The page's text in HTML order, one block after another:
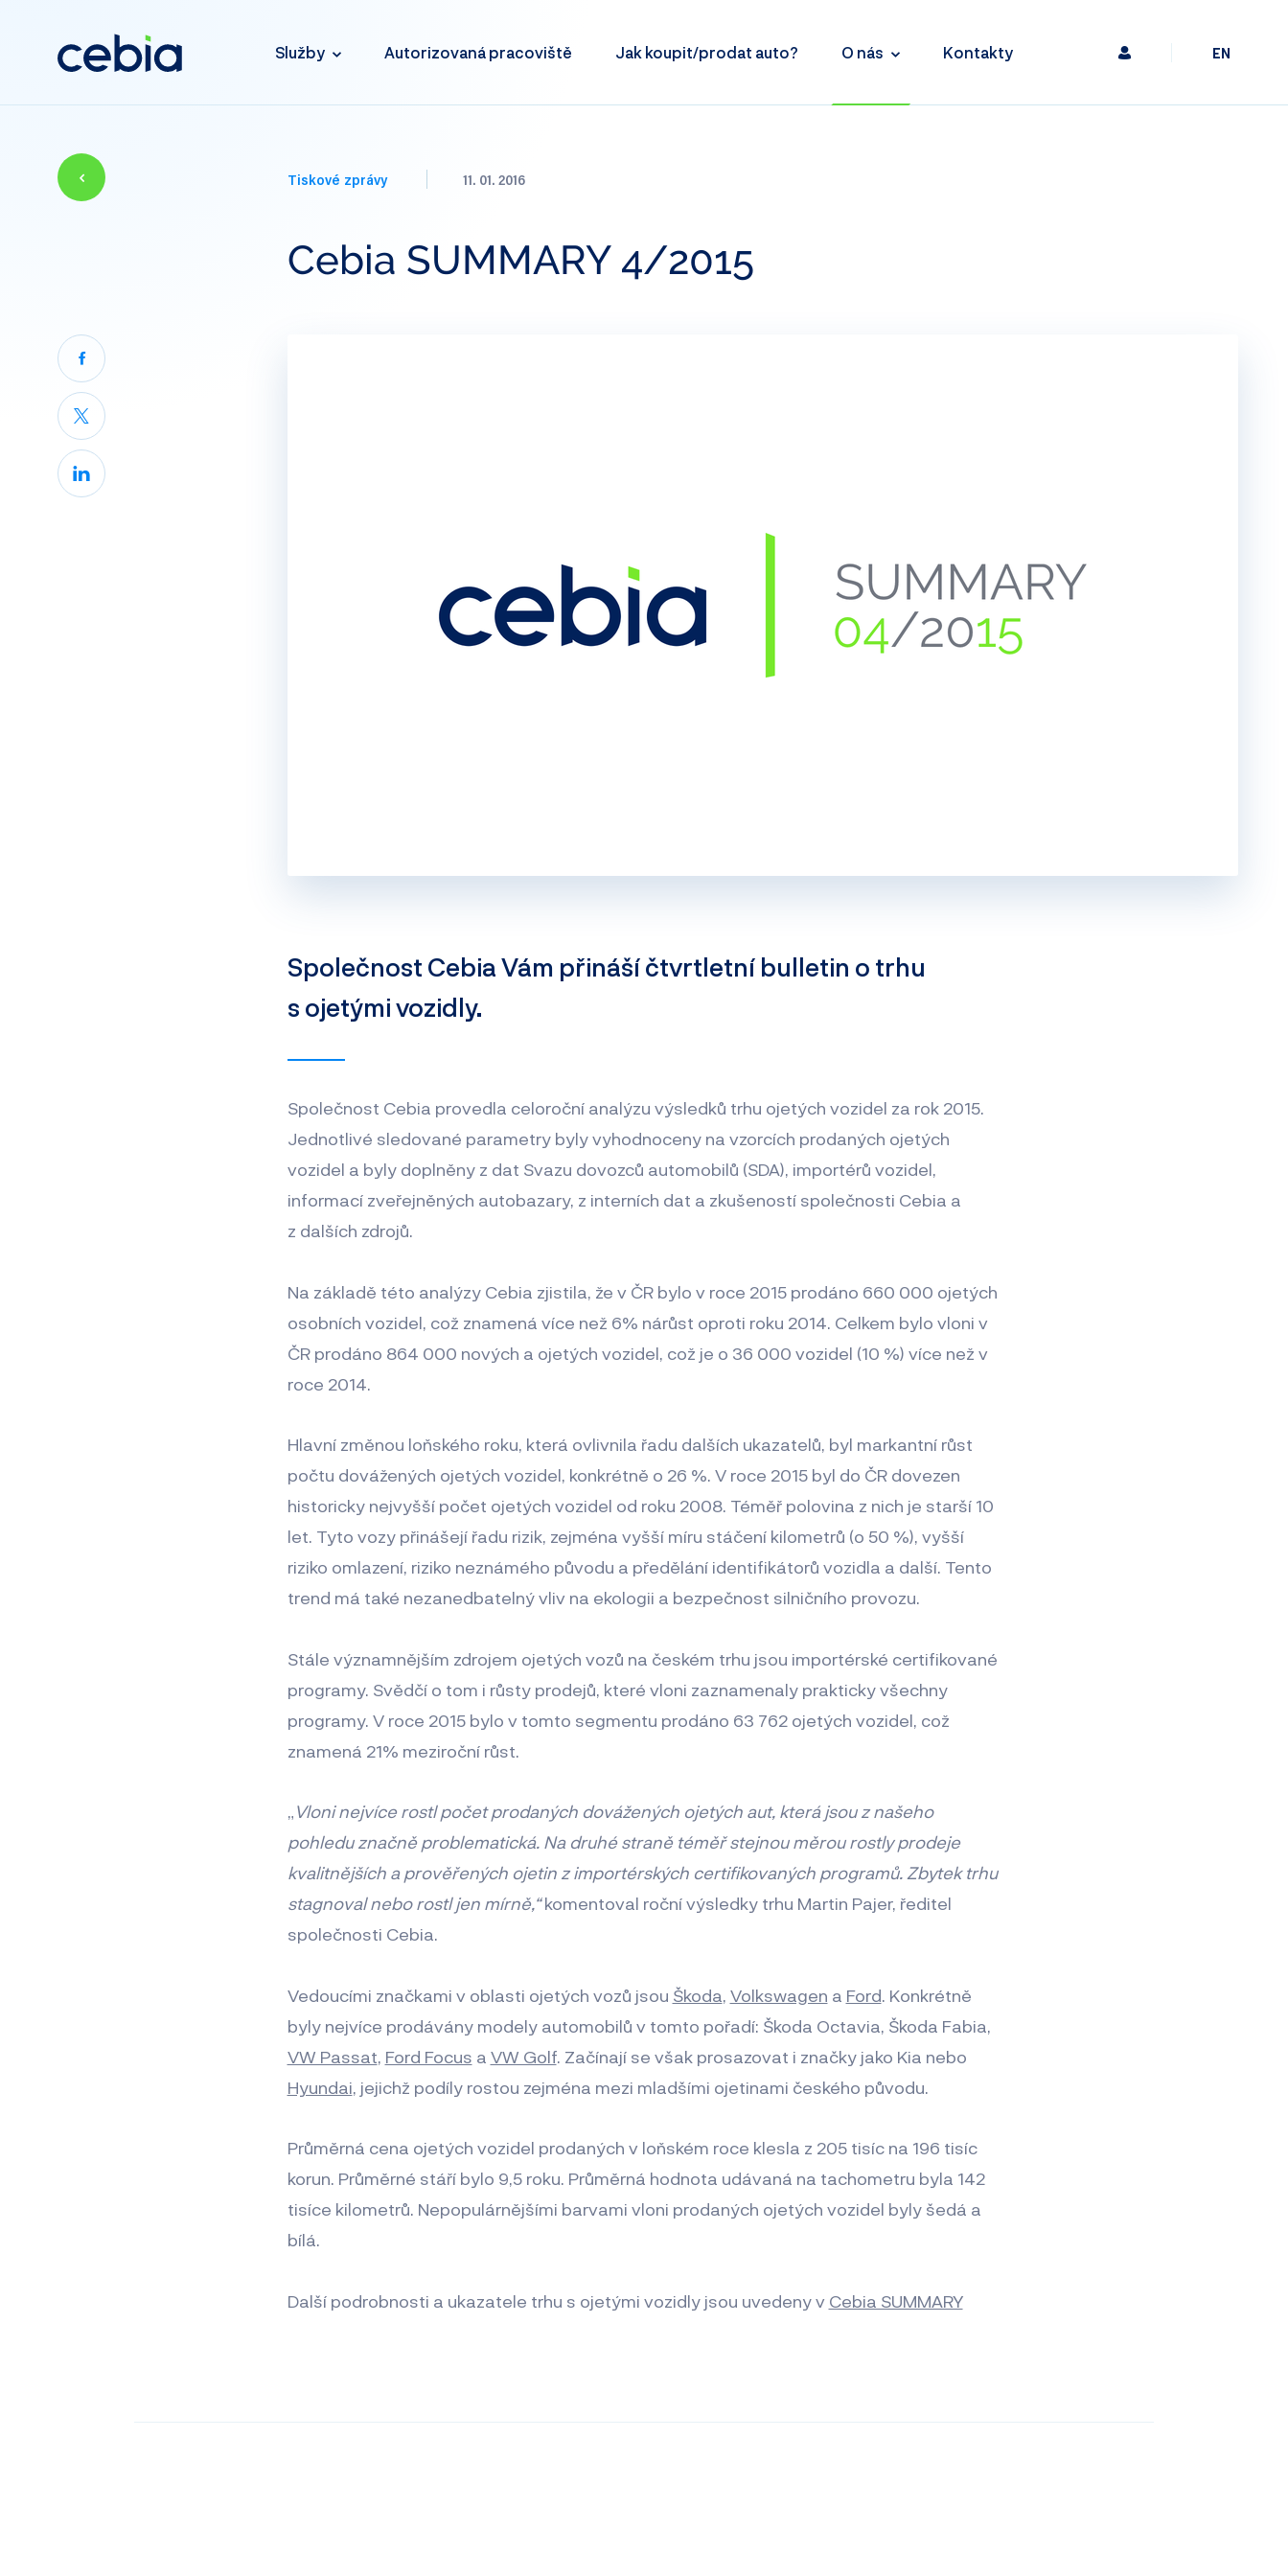
Služby Autorizovaná pracoviště Jak koupit/prodat auto? O nás Kontakty EN
Cebia SUMMARY 4/2015
Tiskové zprávy 11. 01. 2016
Společnost Cebia Vám přináší čtvrtletní bulletin o trhu
s ojetými vozidly.
Společnost Cebia provedla celoroční analýzu výsledků trhu ojetých vozidel za rok 2015.
Jednotlivé sledované parametry byly vyhodnoceny na vzorcích prodaných ojetých
vozidel a byly doplněny z dat Svazu dovozců automobilů (SDA), importérů vozidel,
informací zveřejněných autobazary, z interních dat a zkušeností společnosti Cebia a
z dalších zdrojů.
Na základě této analýzy Cebia zjistila, že v ČR bylo v roce 2015 prodáno 660 000 ojetých
osobních vozidel, což znamená více než 6% nárůst oproti roku 2014. Celkem bylo vloni v
ČR prodáno 864 000 nových a ojetých vozidel, což je o 36 000 vozidel (10 %) více než v
roce 2014.
Hlavní změnou loňského roku, která ovlivnila řadu dalších ukazatelů, byl markantní růst
počtu dovážených ojetých vozidel, konkrétně o 26 %. V roce 2015 byl do ČR dovezen
historicky nejvyšší počet ojetých vozidel od roku 2008. Téměř polovina z nich je starší 10
let. Tyto vozy přinášejí řadu rizik, zejména vyšší míru stáčení kilometrů (o 50 %), vyšší
riziko omlazení, riziko neznámého původu a předělání identifikátorů vozidla a další. Tento
trend má také nezanedbatelný vliv na ekologii a bezpečnost silničního provozu.
Stále významnějším zdrojem ojetých vozů na českém trhu jsou importérské certifikované
programy. Svědčí o tom i růsty prodejů, které vloni zaznamenaly prakticky všechny
programy. V roce 2015 bylo v tomto segmentu prodáno 63 762 ojetých vozidel, což
znamená 21% meziroční růst.
„Vloni nejvíce rostl počet prodaných dovážených ojetých aut, která jsou z našeho
pohledu značně problematická. Na druhé straně téměř stejnou měrou rostly prodeje
kvalitnějších a prověřených ojetin z importérských certifikovaných programů. Zbytek trhu
stagnoval nebo rostl jen mírně,“komentoval roční výsledky trhu Martin Pajer, ředitel
společnosti Cebia.
Vedoucími značkami v oblasti ojetých vozů jsou Škoda, Volkswagen a Ford. Konkrétně
byly nejvíce prodávány modely automobilů v tomto pořadí: Škoda Octavia, Škoda Fabia,
VW Passat, Ford Focus a VW Golf. Začínají se však prosazovat i značky jako Kia nebo
Hyundai, jejichž podíly rostou zejména mezi mladšími ojetinami českého původu.
Průměrná cena ojetých vozidel prodaných v loňském roce klesla z 205 tisíc na 196 tisíc
korun. Průměrné stáří bylo 9,5 roku. Průměrná hodnota udávaná na tachometru byla 142
tisíce kilometrů. Nepopulárnějšími barvami vloni prodaných ojetých vozidel byly šedá a
bílá.
Další podrobnosti a ukazatele trhu s ojetými vozidly jsou uvedeny v Cebia SUMMARY